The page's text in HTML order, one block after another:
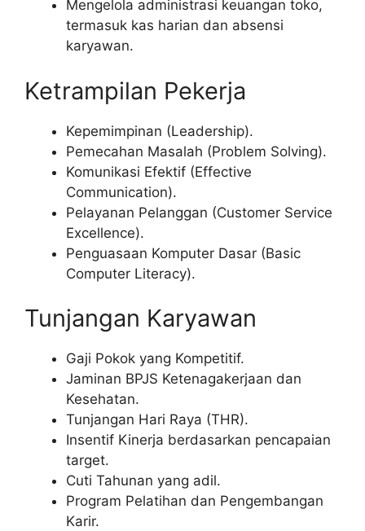
Mengelola administrasi keuangan toko,
termasuk kas harian dan absensi
karyawan.
Ketrampilan Pekerja
Kepemimpinan (Leadership).
Pemecahan Masalah (Problem Solving).
Komunikasi Efektif (Effective
Communication).
Pelayanan Pelanggan (Customer Service
Excellence).
Penguasaan Komputer Dasar (Basic
Computer Literacy).
Tunjangan Karyawan
Gaji Pokok yang Kompetitif.
Jaminan BPJS Ketenagakerjaan dan
Kesehatan.
Tunjangan Hari Raya (THR).
Insentif Kinerja berdasarkan pencapaian
target.
Cuti Tahunan yang adil.
Program Pelatihan dan Pengembangan
Karir.